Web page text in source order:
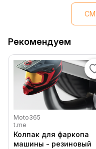
Рекомендуем
Moto365
t.me
Колпак для фаркопа
машины - резиновый